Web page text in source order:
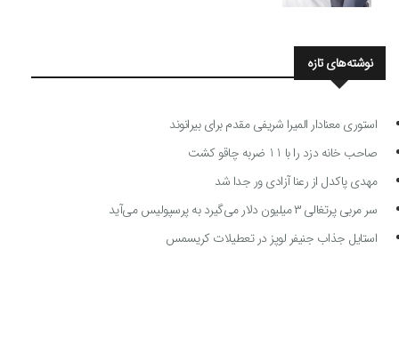
نوشته‌های تازه
استوری معنادار المیرا شریفی مقدم برای بیرانوند
صاحب خانه دزد را با 11 ضربه چاقو کشت
مهدی پاکدل از رعنا آزادی ور جدا شد
سر مربی پرتغالی ۳ میلیون دلار می‌گیرد به پرسپولیس می‌آید
استایل جذاب جنیفر لوپز در تعطیلات کریسمس